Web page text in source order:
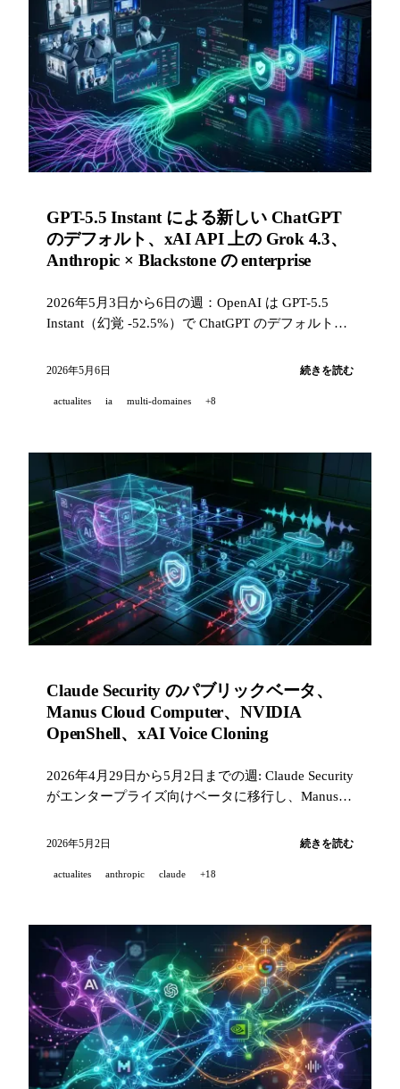
GPT-5.5 Instant による新しい ChatGPT
のデフォルト、xAI API 上の Grok 4.3、
Anthropic × Blackstone の enterprise
2026年5月3日から6日の週：OpenAI は GPT-5.5
Instant（幻覚 -52.5%）で ChatGPT のデフォルトモ
ン、#1 agentic）をリリースし、Anthropic と大手フ
2026年5月6日 続きを読む
actualites ia multi-domaines +8
Claude Security のパブリックベータ、
Manus Cloud Computer、NVIDIA
OpenShell、xAI Voice Cloning
2026年4月29日から5月2日までの週: Claude Security
がエンタープライズ向けベータに移行し、Manus
OpenShell を AI エージェントに公開し、xAI は2分
2026年5月2日 続きを読む
actualites anthropic claude +18